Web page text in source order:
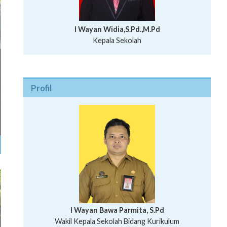
I Wayan Widia,S.Pd.,M.Pd
Kepala Sekolah
Profil
I Wayan Bawa Parmita, S.Pd
Wakil Kepala Sekolah Bidang Kurikulum
I Wayan Gede Aditya Pratita, S.Pd., M.Sn
Ni Wayan Nopi Sutantri, S.Pd.